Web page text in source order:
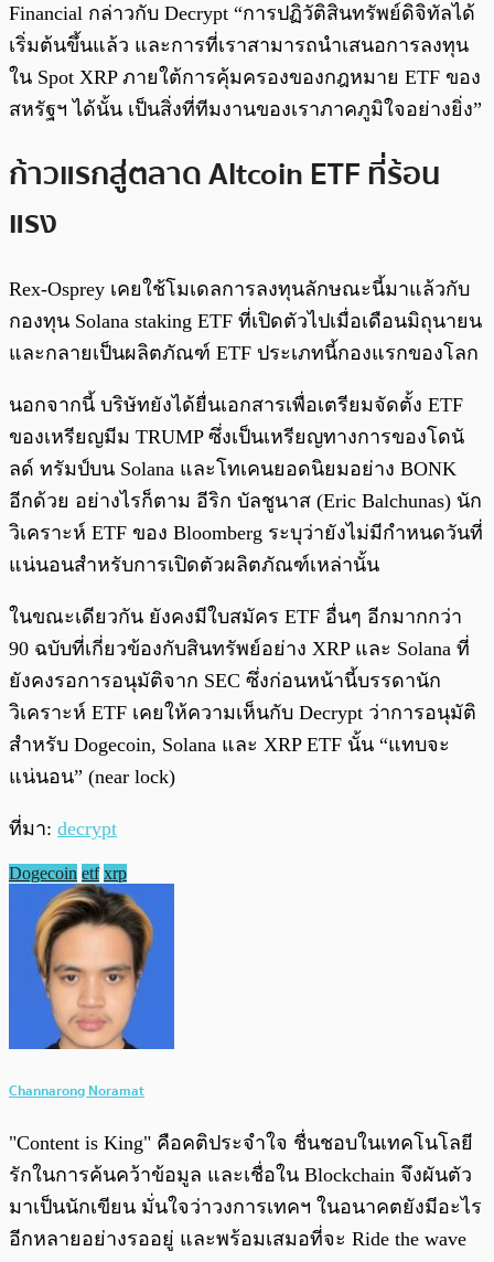
Financial กล่าวกับ Decrypt “การปฏิวัติสินทรัพย์ดิจิทัลได้
เริ่มต้นขึ้นแล้ว และการที่เราสามารถนำเสนอการลงทุน
ใน Spot XRP ภายใต้การคุ้มครองของกฎหมาย ETF ของ
สหรัฐฯ ได้นั้น เป็นสิ่งที่ทีมงานของเราภาคภูมิใจอย่างยิ่ง”
ก้าวแรกสู่ตลาด Altcoin ETF ที่ร้อน
แรง
Rex-Osprey เคยใช้โมเดลการลงทุนลักษณะนี้มาแล้วกับ
กองทุน Solana staking ETF ที่เปิดตัวไปเมื่อเดือนมิถุนายน
และกลายเป็นผลิตภัณฑ์ ETF ประเภทนี้กองแรกของโลก
นอกจากนี้ บริษัทยังได้ยื่นเอกสารเพื่อเตรียมจัดตั้ง ETF
ของเหรียญมีม TRUMP ซึ่งเป็นเหรียญทางการของโดนั
ลด์ ทรัมป์บน Solana และโทเคนยอดนิยมอย่าง BONK
อีกด้วย อย่างไรก็ตาม อีริก บัลชูนาส (Eric Balchunas) นัก
วิเคราะห์ ETF ของ Bloomberg ระบุว่ายังไม่มีกำหนดวันที่
แน่นอนสำหรับการเปิดตัวผลิตภัณฑ์เหล่านั้น
ในขณะเดียวกัน ยังคงมีใบสมัคร ETF อื่นๆ อีกมากกว่า
90 ฉบับที่เกี่ยวข้องกับสินทรัพย์อย่าง XRP และ Solana ที่
ยังคงรอการอนุมัติจาก SEC ซึ่งก่อนหน้านี้บรรดานัก
วิเคราะห์ ETF เคยให้ความเห็นกับ Decrypt ว่าการอนุมัติ
สำหรับ Dogecoin, Solana และ XRP ETF นั้น “แทบจะ
แน่นอน” (near lock)
ที่มา: decrypt
Dogecoin etf xrp
Channarong Noramat
"Content is King" คือคติประจำใจ ชื่นชอบในเทคโนโลยี
รักในการค้นคว้าข้อมูล และเชื่อใน Blockchain จึงผันตัว
มาเป็นนักเขียน มั่นใจว่าวงการเทคฯ ในอนาคตยังมีอะไร
อีกหลายอย่างรออยู่ และพร้อมเสมอที่จะ Ride the wave